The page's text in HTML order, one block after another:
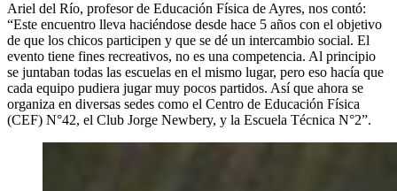
Ariel del Río, profesor de Educación Física de Ayres, nos contó:
“Este encuentro lleva haciéndose desde hace 5 años con el objetivo
de que los chicos participen y que se dé un intercambio social. El
evento tiene fines recreativos, no es una competencia. Al principio
se juntaban todas las escuelas en el mismo lugar, pero eso hacía que
cada equipo pudiera jugar muy pocos partidos. Así que ahora se
organiza en diversas sedes como el Centro de Educación Física
(CEF) N°42, el Club Jorge Newbery, y la Escuela Técnica N°2”.